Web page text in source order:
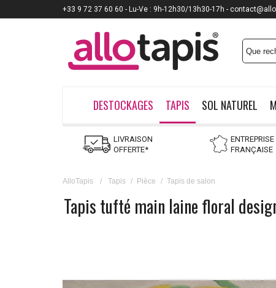
DESTOCKAGES TAPIS SOL NATUREL
LIVRAISON
OFFERTE*
ENTREPRISE
FRANÇAISE
AlloTapis / Tapis / Pièce / Tapis de salon
Tapis tufté main laine floral
+33 9 72 37 60 60 - Lu-Ve : 9h-12h30/13h30-17h -